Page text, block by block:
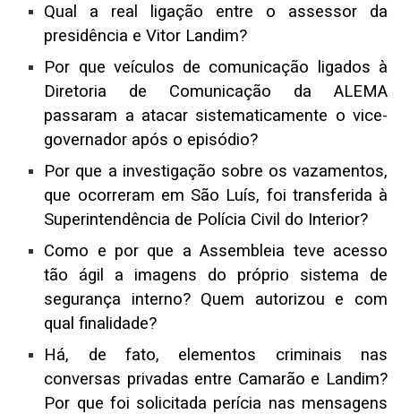
Qual a real ligação entre o assessor da
presidência e Vitor Landim?
Por que veículos de comunicação ligados à
Diretoria de Comunicação da ALEMA
passaram a atacar sistematicamente o vice-
governador após o episódio?
Por que a investigação sobre os vazamentos,
que ocorreram em São Luís, foi transferida à
Superintendência de Polícia Civil do Interior?
Como e por que a Assembleia teve acesso
tão ágil a imagens do próprio sistema de
segurança interno? Quem autorizou e com
qual finalidade?
Há, de fato, elementos criminais nas
conversas privadas entre Camarão e Landim?
Por que foi solicitada perícia nas mensagens